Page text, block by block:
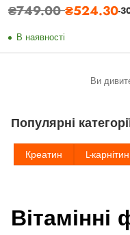
Звичайна
₴749.00₴524.30-
В наявності
Ви
Популярні
Креатин L-карнітин